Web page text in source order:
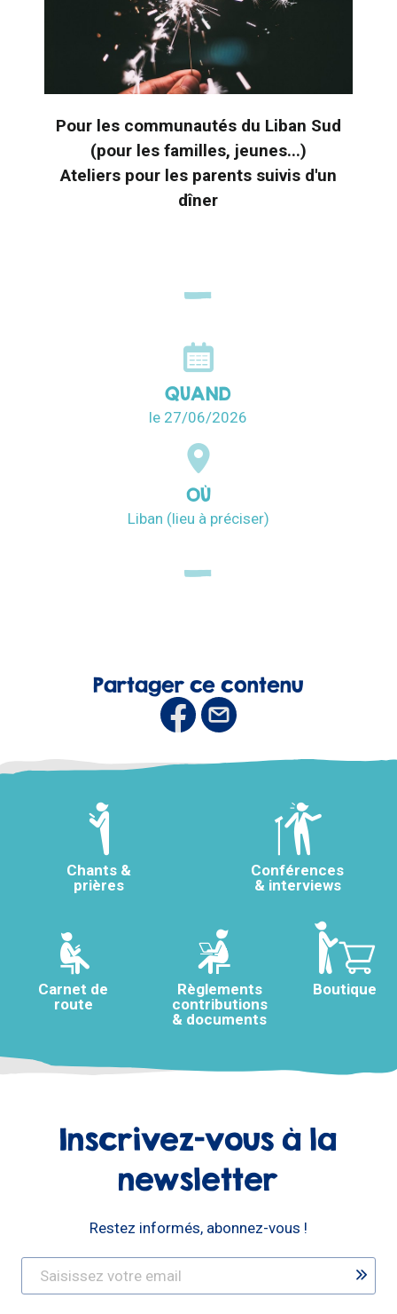
Pour les communautés du Liban Sud
(pour les familles, jeunes...)
Ateliers pour les parents suivis d'un
dîner
QUAND
le 27/06/2026
OÙ
Liban (lieu à préciser)
Partager ce contenu
Chants &
prières
Conférences
& interviews
Carnet de
route
Règlements
contributions
& documents
Boutique
Inscrivez-vous à la
newsletter
Restez informés, abonnez-vous !